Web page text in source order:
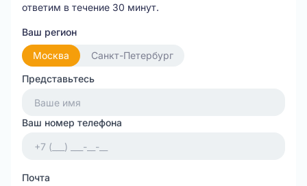
ответим в течение 30 минут.
Ваш регион
Москва
Санкт-Петербург
Представьтесь
Ваш номер телефона
Почта